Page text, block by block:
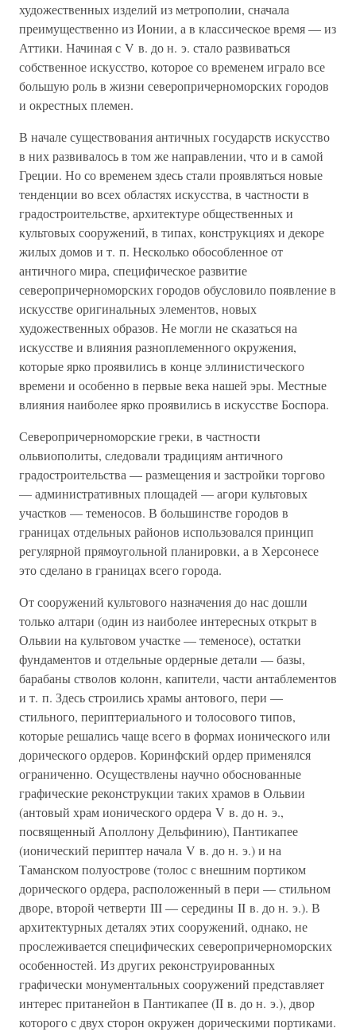
художественных изделий из метрополии, сначала
преимущественно из Ионии, а в классическое время — из
Аттики. Начиная с V в. до н. э. стало развиваться
собственное искусство, которое со временем играло все
большую роль в жизни северопричерноморских городов
и окрестных племен.
В начале существования античных государств искусство
в них развивалось в том же направлении, что и в самой
Греции. Но со временем здесь стали проявляться новые
тенденции во всех областях искусства, в частности в
градостроительстве, архитектуре общественных и
культовых сооружений, в типах, конструкциях и декоре
жилых домов и т. п. Несколько обособленное от
античного мира, специфическое развитие
северопричерноморских городов обусловило появление в
искусстве оригинальных элементов, новых
художественных образов. Не могли не сказаться на
искусстве и влияния разноплеменного окружения,
которые ярко проявились в конце эллинистического
времени и особенно в первые века нашей эры. Местные
влияния наиболее ярко проявились в искусстве Боспора.
Северопричерноморские греки, в частности
ольвиополиты, следовали традициям античного
градостроительства — размещения и застройки торгово
— административных площадей — агори культовых
участков — теменосов. В большинстве городов в
границах отдельных районов использовался принцип
регулярной прямоугольной планировки, а в Херсонесе
это сделано в границах всего города.
От сооружений культового назначения до нас дошли
только алтари (один из наиболее интересных открыт в
Ольвии на культовом участке — теменосе), остатки
фундаментов и отдельные ордерные детали — базы,
барабаны стволов колонн, капители, части антаблементов
и т. п. Здесь строились храмы антового, пери —
стильного, периптериального и толосового типов,
которые решались чаще всего в формах ионического или
дорического ордеров. Коринфский ордер применялся
ограниченно. Осуществлены научно обоснованные
графические реконструкции таких храмов в Ольвии
(антовый храм ионического ордера V в. до н. э.,
посвященный Аполлону Дельфинию), Пантикапее
(ионический периптер начала V в. до н. э.) и на
Таманском полуострове (толос с внешним портиком
дорического ордера, расположенный в пери — стильном
дворе, второй четверти III — середины II в. до н. э.). В
архитектурных деталях этих сооружений, однако, не
прослеживается специфических северопричерноморских
особенностей. Из других реконструированных
графически монументальных сооружений представляет
интерес пританейон в Пантикапее (II в. до н. э.), двор
которого с двух сторон окружен дорическими портиками.